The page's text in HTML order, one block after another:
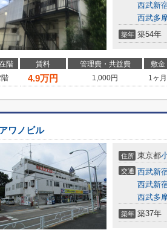
西武新
西武多
築年 築54年
階 賃料 管理費・共益費 敷金
4.9万円 1,000円 1ヶ月
アワノビル
住所 東京都
交通 西武新
西武新
西武多
築年 築37年